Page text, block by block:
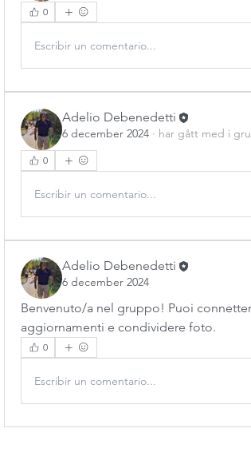
0
Escribir un comentario...
Adelio Debenedetti
6 december 2024 · har gått med i
0
Escribir un comentario...
Adelio Debenedetti
6 december 2024
Benvenuto/a nel gruppo! Puoi
aggiornamenti e condividere foto.
0
Escribir un comentario...